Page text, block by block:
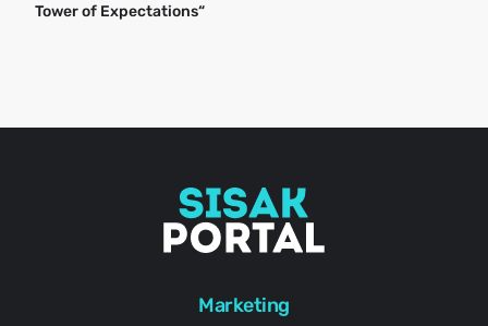
Tower of Expectations“
Marketing